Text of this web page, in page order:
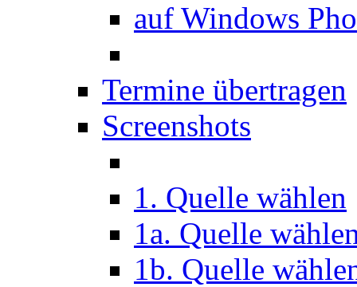
auf Windows
Termine übertragen
Screenshots
1. Quelle wählen
1a. Quelle
1b. Quelle